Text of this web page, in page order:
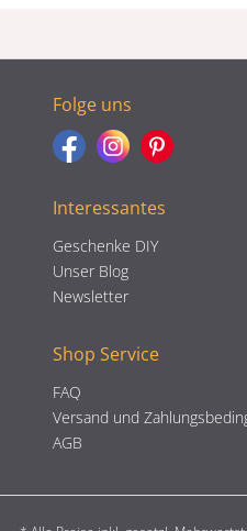
Folge uns
Interessantes
Geschenke DIY
Unser Blog
Newsletter
Shop Service
FAQ
Versand und
AGB